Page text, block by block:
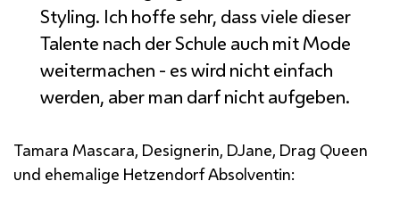
Styling. Ich hoffe sehr, dass viele dieser
Talente nach der Schule auch mit Mode
weitermachen - es wird nicht einfach
werden, aber man darf nicht aufgeben.
Tamara Mascara, Designerin, DJane, Drag Queen
und ehemalige Hetzendorf Absolventin: